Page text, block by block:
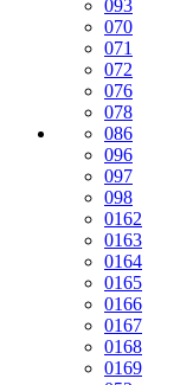
093
070
071
072
076
078
086
096
097
098
0162
0163
0164
0165
0166
0167
0168
0169